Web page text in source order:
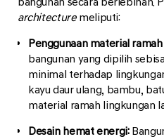
architecturemeliputi:
Penggunaan material
bangunan yang dipilih
minimal terhadap
kayu daur ulang, bambu,
material ramah lingkungan
Desain hemat energi: